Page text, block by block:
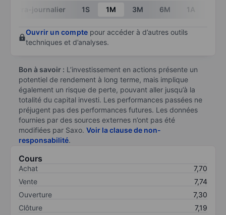
End of interactive chart.
Intra-journalier 1S 1M 3M 6M 1A
Ouvrir un compte pour accéder à d’autres outils
techniques et d’analyses.
Bon à savoir : L’investissement en actions présente un
potentiel de rendement à long terme, mais implique
également un risque de perte, pouvant aller jusqu’à la
totalité du capital investi. Les performances passées ne
préjugent pas des performances futures. Les données
fournies par des sources externes n’ont pas été
modifiées par Saxo. Voir la clause de non-
responsabilité.
Cours
Achat
7,70
Vente
7,74
Ouverture
7,30
Clôture
7,19